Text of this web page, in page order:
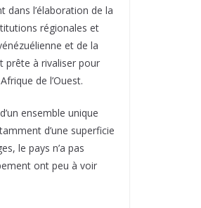
l’élaboration de la
régionales et
et de la
prête à rivaliser pour
de l’Ouest.
ensemble unique
d’une superficie
le pays n’a pas
ont peu à voir